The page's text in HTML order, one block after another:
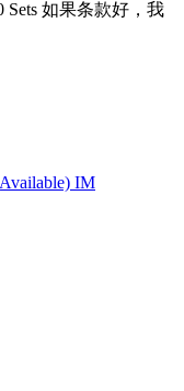
如果条款好，我
IM